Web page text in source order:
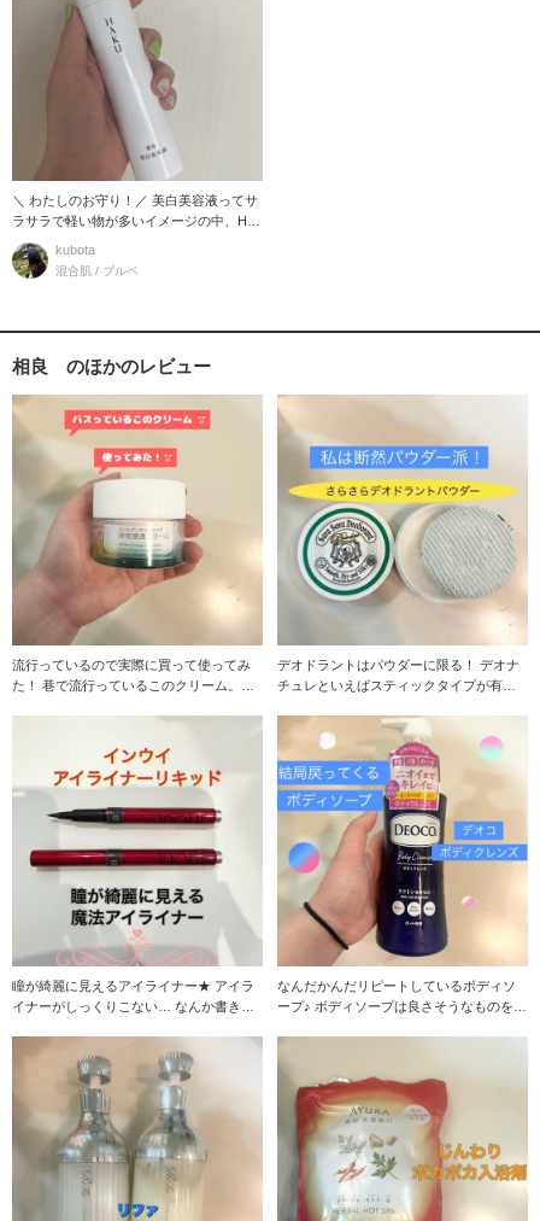
＼ わたしのお守り！／ 美白美容液ってサ
ラサラで軽い物が多いイメージの中、HA
KUはしっ
kubota
混合肌 / ブルベ
相良 のほかのレビュー
流行っているので実際に買って使ってみ
た！ 巷で流行っているこのクリーム。ど
デオドラントはパウダーに限る！ デオナ
チュレといえばスティックタイプが有名
瞳が綺麗に見えるアイライナー★ アイラ
イナーがしっくりこない… なんか書きず
なんだかんだリピートしているボディソ
ープ♪ ボディソープは良さそうなものを